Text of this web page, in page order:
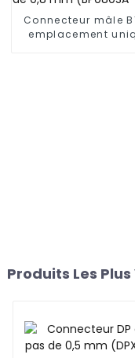
Connecteur mâle
emplacement
Produits Les